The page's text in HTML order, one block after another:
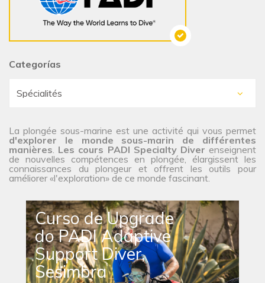
Categorías
La plongée sous-marine est une activité qui vous permet
d'explorer le monde sous-marin de différentes
manières. Les cours PADI Specialty Diver enseignent
de nouvelles compétences en plongée, élargissent les
connaissances du plongeur et offrent les outils pour
améliorer «l'exploration» de ce monde fascinant.
Curso de Upgrade
do PADI Adaptive
Support Diver,
Sesimbra